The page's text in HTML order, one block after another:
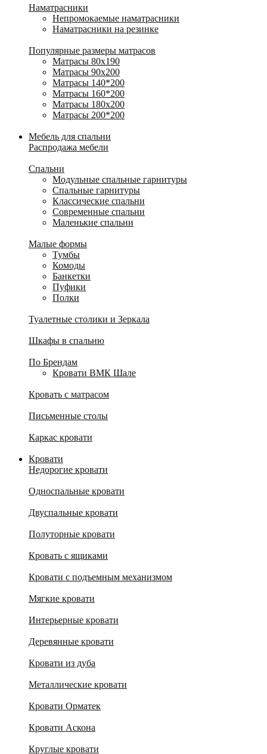
Наматрасники
Непромокаемые наматрасники
Наматрасники на резинке
Популярные размеры матрасов
Матрасы 80x190
Матрасы 90x200
Матрасы 140*200
Матрасы 160*200
Матрасы 180x200
Матрасы 200*200
Мебель для спальни
Распродажа мебели
Спальни
Модульные спальные гарнитуры
Спальные гарнитуры
Классические спальни
Современные спальни
Маленькие спальни
Малые формы
Тумбы
Комоды
Банкетки
Пуфики
Полки
Туалетные столики и Зеркала
Шкафы в спальню
По Брендам
Кровати ВМК Шале
Кровать с матрасом
Письменные столы
Каркас кровати
Кровати
Недорогие кровати
Односпальные кровати
Двуспальные кровати
Полуторные кровати
Кровать с ящиками
Кровати с подъемным механизмом
Мягкие кровати
Интерьерные кровати
Деревянные кровати
Кровати из дуба
Металлические кровати
Кровати Орматек
Кровати Аскона
Круглые кровати